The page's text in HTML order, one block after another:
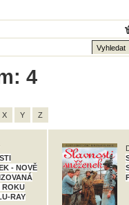
4
X Y Z
- NOVĚ
ROKU
RAY